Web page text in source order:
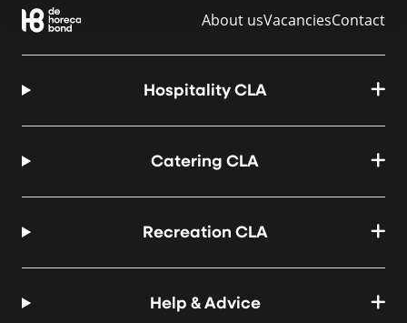
About usVacanciesContact
Hospitality CLA
Catering CLA
Recreation CLA
Help & Advice